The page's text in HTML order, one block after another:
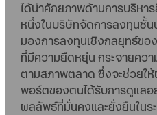
ได้นำศักยภาพด้านการบริหา
หนึ่งในบริษัทจัดการลงทุนชั้น
มองการลงทุนเชิงกลยุทธ์ข
ที่มีความยืดหยุ่น กระจายควา
ตามสภาพตลาด ซึ่งจะช่วยใ
พอร์ตของตนได้รับการดูแล
ผลลัพธ์ที่มั่นคงและยั่งยืนในระ